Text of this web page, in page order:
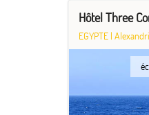
Hôtel Three
EGYPTE |